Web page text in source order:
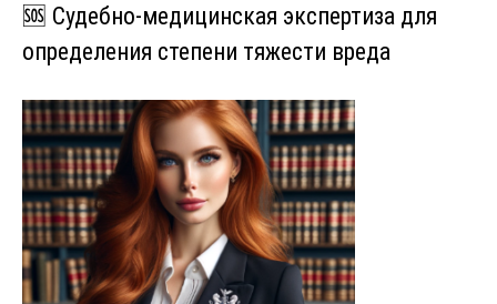
🆘 Судебно-медицинская экспертиза для
определения степени тяжести вреда